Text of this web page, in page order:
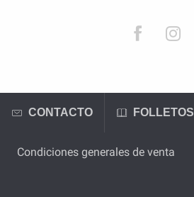
CONTACTO FOLLETOS
Condiciones generales de venta